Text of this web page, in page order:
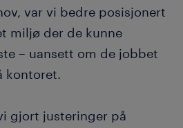
var vi bedre posisjonert
miljø der de kunne
– uansett om de jobbet
kontoret.
gjort justeringer på